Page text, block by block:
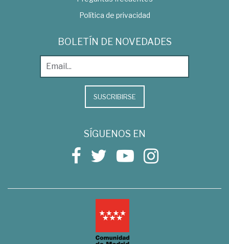
Política de privacidad
BOLETÍN DE NOVEDADES
SUSCRIBIRSE
SÍGUENOS EN